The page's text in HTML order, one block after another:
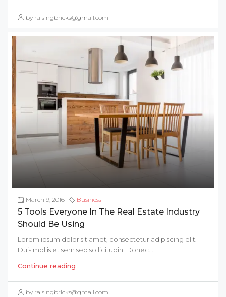
by raisingbricks@gmail.com
March 9, 2016 Business
5 Tools Everyone In The Real Estate Industry
Should Be Using
Lorem ipsum dolor sit amet, consectetur adipiscing elit.
Duis mollis et sem sed sollicitudin. Donec...
Continue reading
by raisingbricks@gmail.com